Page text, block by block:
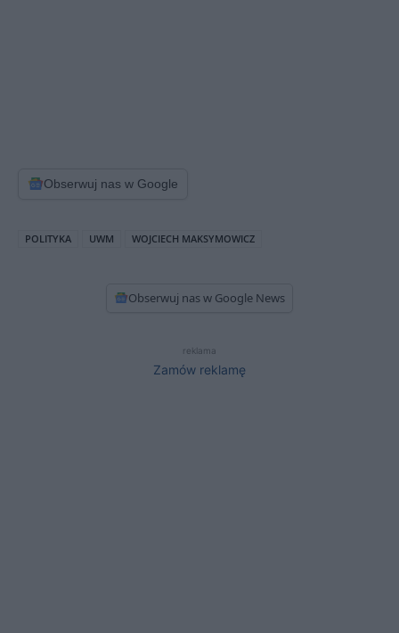
Obserwuj nas w Google
POLITYKA UWM WOJCIECH MAKSYMOWICZ
Obserwuj nas w Google News
reklama
Zamów reklamę